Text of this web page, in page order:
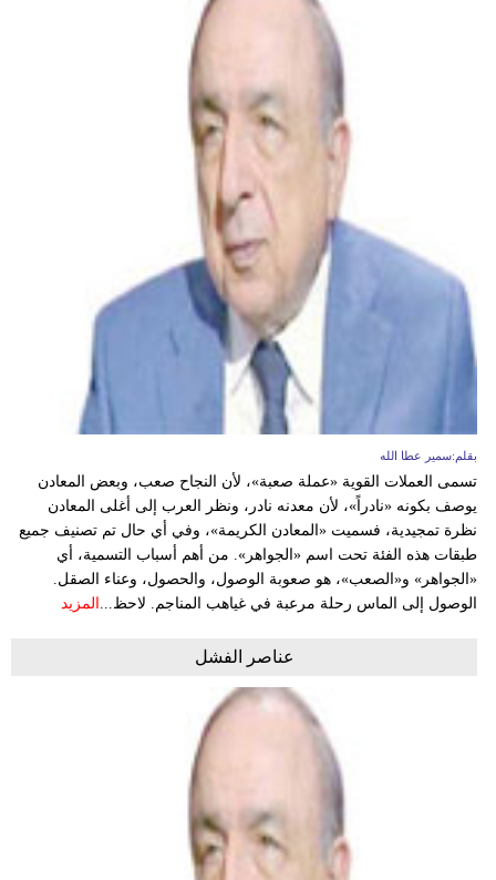
بقلم:سمير عطا الله
تسمى العملات القوية «عملة صعبة»، لأن النجاح صعب، وبعض المعادن
يوصف بكونه «نادراً»، لأن معدنه نادر، ونظر العرب إلى أغلى المعادن
نظرة تمجيدية، فسميت «المعادن الكريمة»، وفي أي حال تم تصنيف جميع
طبقات هذه الفئة تحت اسم «الجواهر». من أهم أسباب التسمية، أي
«الجواهر» و«الصعب»، هو صعوبة الوصول، والحصول، وعناء الصقل.
الوصول إلى الماس رحلة مرعبة في غياهب المناجم. لاحظ... المزيد
عناصر الفشل